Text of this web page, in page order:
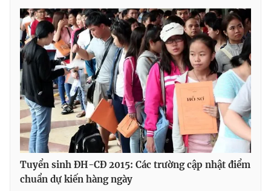
Sản phẩm
Thị trường
Tư vấn
Lịch phát sóng
Chuyên mục khác
Emagazine Podcast
Photo Infographic
Video Shorts video
Tuyển sinh ĐH-CĐ 2015: Các trường cập nhật điểm
chuẩn dự kiến hàng ngày